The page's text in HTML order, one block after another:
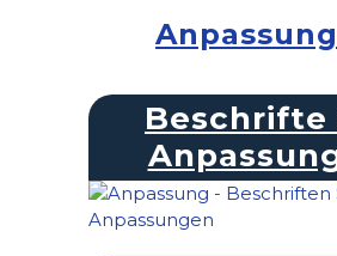
Beschrifte